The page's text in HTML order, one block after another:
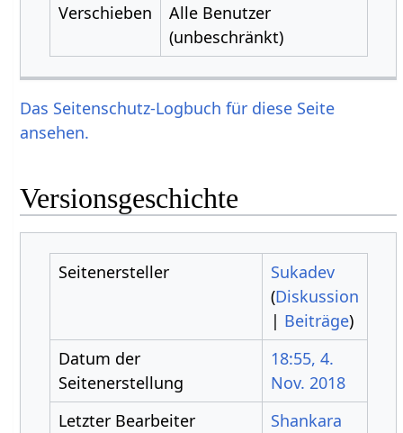
Verschieben
Alle Benutzer
(unbeschränkt)
Das Seitenschutz-Logbuch für diese Seite
ansehen.
Versionsgeschichte
Seitenersteller
Sukadev
(Diskussion
| Beiträge)
Datum der
Seitenerstellung
18:55, 4.
Nov. 2018
Letzter Bearbeiter
Shankara